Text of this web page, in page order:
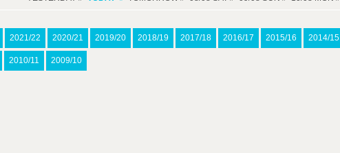
2021/22 2020/21 2019/20 2018/19 2017/18 2016/17 2015/16 2014/15
2010/11 2009/10